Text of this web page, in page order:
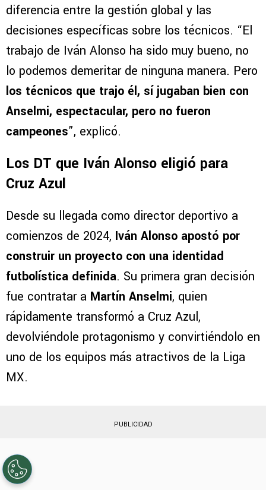
diferencia entre la gestión global y las
decisiones específicas sobre los técnicos. “El
trabajo de Iván Alonso ha sido muy bueno, no
lo podemos demeritar de ninguna manera. Pero
los técnicos que trajo él, sí jugaban bien con
Anselmi, espectacular, pero no fueron
campeones”, explicó.
Los DT que Iván Alonso eligió para
Cruz Azul
Desde su llegada como director deportivo a
comienzos de 2024, Iván Alonso apostó por
construir un proyecto con una identidad
futbolística definida. Su primera gran decisión
fue contratar a Martín Anselmi, quien
rápidamente transformó a Cruz Azul,
devolviéndole protagonismo y convirtiéndolo en
uno de los equipos más atractivos de la Liga
MX.
PUBLICIDAD